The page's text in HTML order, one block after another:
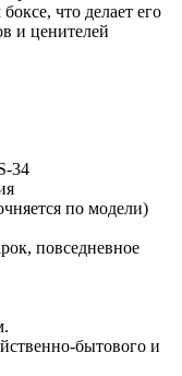
что делает его
и ценителей
34
по модели)
повседневное
бытового и